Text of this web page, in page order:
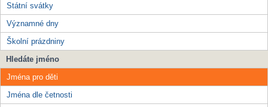
Státní svátky
Významné dny
Školní prázdniny
Hledáte jméno
Jména pro děti
Jména dle četnosti